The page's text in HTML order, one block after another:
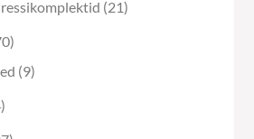
2121
70
toodet
99
4